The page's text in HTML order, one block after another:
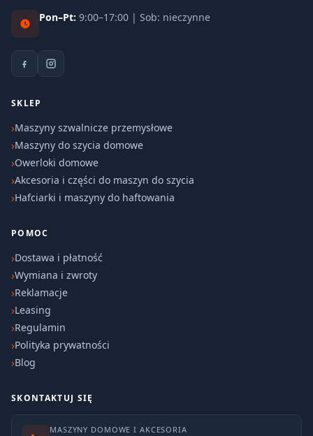
Pon–Pt: 9:00–17:00 | Sob: nieczynne
SKLEP
Maszyny szwalnicze przemysłowe
Maszyny do szycia domowe
Owerloki domowe
Akcesoria i części do maszyn do szycia
Hafciarki i maszyny do haftowania
POMOC
Dostawa i płatność
Wymiana i zwroty
Reklamacje
Leasing
Regulamin
Polityka prywatności
Blog
SKONTAKTUJ SIĘ
MASZYNY DOMOWE I AKCESORIA